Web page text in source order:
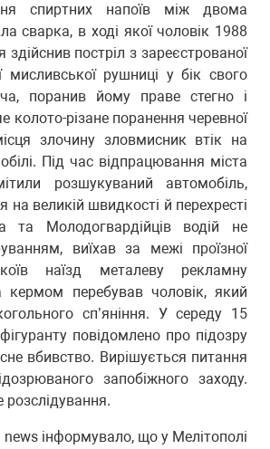
спиртних напоїв між двома
сварка, в ході якої чоловік 1988
постріл з зареєстрованої
мисливської рушниці у бік свого
поранив йому праве стегно і
колото-різане поранення черевної
злочину зловмисник втік на
Під час відпрацювання міста
розшукуваний автомобіль,
на великій швидкості й перехресті
та Молодогвардійців водій не
виїхав за межі проїзної
наїзд металеву рекламну
кермом перебував чоловік, який
сп’яніння. У середу 15
повідомлено про підозру
вбивство. Вирішується питання
запобіжного заходу.
інформувало, що у Мелітополі